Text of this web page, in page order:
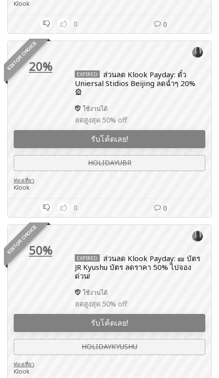
Klook
0 0
EDITOR CHOICE20% EXPIRED
ส่วนลด Klook Payday: ตั๋ว
Uniersal Stidios Beijing ลดฉ่ำๆ 20%
🎡
ใช้งานได้
ลดสูงสุด 50% off
รับโค้ดเลย!
HOLIDAYUBR
ท่องเที่ยว
Klook
0 0
EDITOR CHOICE50% EXPIRED
ส่วนลด Klook Payday: 🎫 บัตร
JR Kyushu บัตร ลดราคา 50% ไปจอง
ด่วน!
ใช้งานได้
ลดสูงสุด 50% off
รับโค้ดเลย!
HOLIDAYKYUSHU
ท่องเที่ยว
Klook